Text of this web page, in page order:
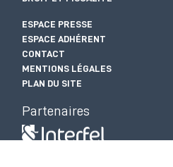
ESPACE PRESSE
ESPACE ADHÉRENT
CONTACT
MENTIONS LÉGALES
PLAN DU SITE
Partenaires